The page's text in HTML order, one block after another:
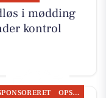
i mødding
kontrol
OPSLAGSTAVLEN